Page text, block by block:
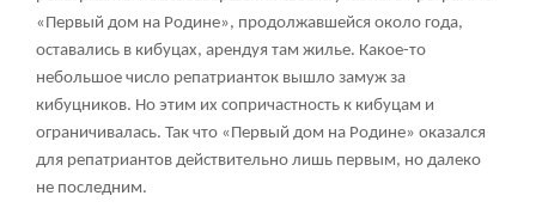
«Первый дом на Родине», продолжавшейся около года,
оставались в кибуцах, арендуя там жилье. Какое-то
небольшое число репатрианток вышло замуж за
кибуцников. Но этим их сопричастность к кибуцам и
ограничивалась. Так что «Первый дом на Родине» оказался
для репатриантов действительно лишь первым, но далеко
не последним.